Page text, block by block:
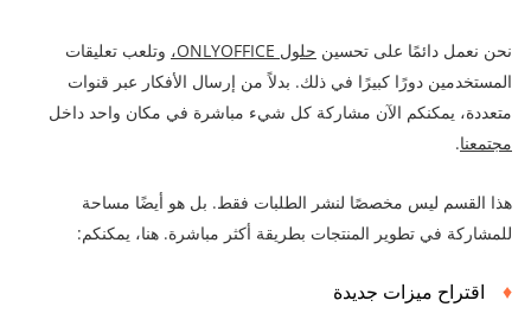
نحن نعمل دائمًا على تحسين حلول ONLYOFFICE،
وتلعب تعليقات
المستخدمين دورًا كبيرًا في ذلك. بدلاً من إرسال الأفكار عبر قنوات
متعددة، يمكنكم الآن مشاركة كل شيء مباشرة في مكان واحد داخل
مجتمعنا.
هذا القسم ليس مخصصًا لنشر الطلبات فقط. بل هو أيضًا مساحة
للمشاركة في تطوير المنتجات بطريقة أكثر مباشرة. هنا، يمكنكم:
اقتراح ميزات جديدة